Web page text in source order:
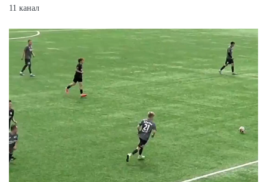
11 канал